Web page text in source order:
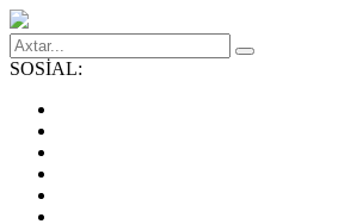
SOSİAL: